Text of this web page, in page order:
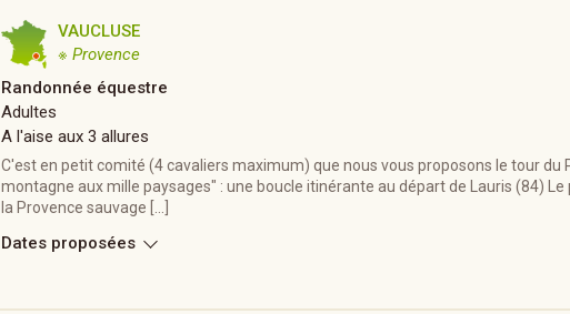
VAUCLUSE
※ Provence
Randonnée équestre
Adultes
A l'aise aux 3 allures
C'est en petit comité (4 cavaliers maximum) que nous vous proposons le tour du
montagne aux mille paysages" : une boucle itinérante au départ de Lauris (84) Le
la Provence sauvage […]
Dates proposées